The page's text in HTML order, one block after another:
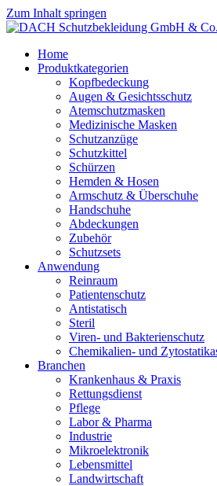
Zum Inhalt springen
Home
Produktkategorien
Kopfbedeckung
Augen & Gesichtsschutz
Atemschutzmasken
Medizinische Masken
Schutzanzüge
Schutzkittel
Schürzen
Hemden & Hosen
Armschutz & Überschuhe
Handschuhe
Abdeckungen
Zubehör
Schutzsets
Anwendung
Reinraum
Patientenschutz
Antistatisch
Steril
Viren- und Bakterienschutz
Chemikalien- und
Branchen
Krankenhaus & Praxis
Rettungsdienst
Pflege
Labor & Pharma
Industrie
Mikroelektronik
Lebensmittel
Landwirtschaft